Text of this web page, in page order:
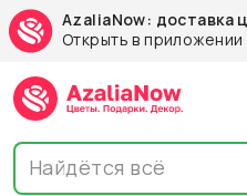
AzaliaNow: доставка
Открыть в приложении